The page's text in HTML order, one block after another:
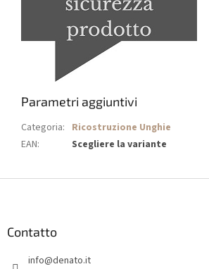
Parametri aggiuntivi
Categoria: Ricostruzione Unghie
EAN: Scegliere la variante
Contatto
info@denato.it